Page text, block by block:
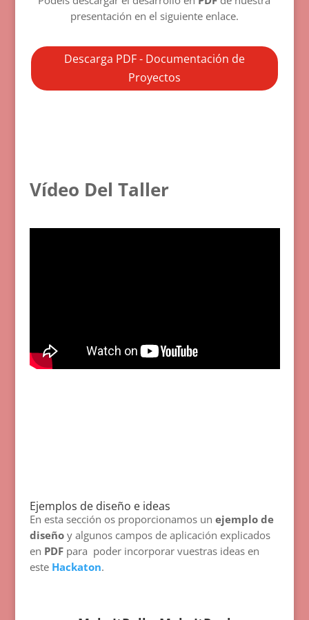
presentación en el siguiente enlace.
Descarga PDF - Documentación de
Proyectos
Vídeo Del Taller
Ejemplos de diseño e ideas
En esta sección os proporcionamos un ejemplo de
diseñoy algunos campos de aplicación explicados
en PDFpara poder incorporar vuestras ideas en
este Hackaton.